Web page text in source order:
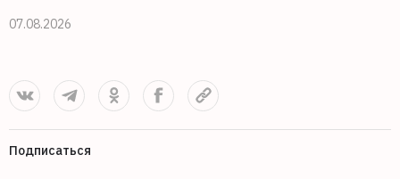
07.08.2026
Подписаться